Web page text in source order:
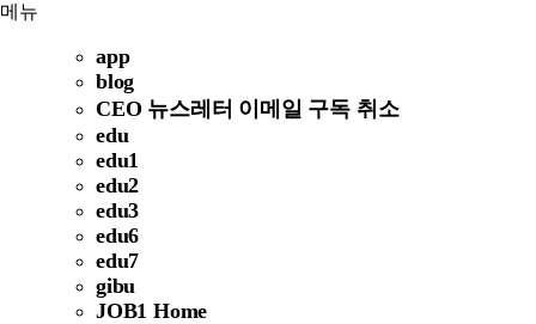
메뉴
app
blog
CEO 뉴스레터 이메일 구독 취소
edu
edu1
edu2
edu3
edu6
edu7
gibu
JOB1 Home